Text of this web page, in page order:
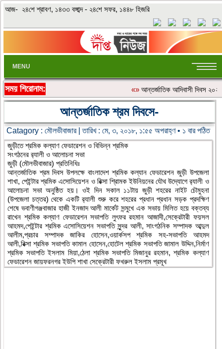
আজ- ২৪শে শ্রাবণ, ১৪৩৩ বঙ্গাব্দ - ২৪শে সফর, ১৪৪৮ হিজরি
MENU
সময় শিরোনাম: «» আন্তর্জাতিক আদিবাসী দিবস ২০২৬:
আন্তর্জাতিক শ্রম দিবসে-
Catagory : মৌলভীবাজার| তারিখ : মে, ৩, ২০১৮, ১:৫৫ অপরাহ্ণ • ১ বার পঠিত
জুড়ীতে শ্রমিক কল্যাণ ফেডারেশন ও বিভিন্ন শ্রমিক
সংগঠনের র‌্যালী ও আলোচনা সভা
জুড়ী (মৌলভীবাজার) প্রতিনিধিঃ
আন্তর্জাতিক শ্রম দিবস উপলক্ষে বাংলাদেশ শ্রমিক কল্যান ফেডারেশন জুড়ী উপজেলা
শাখা, পেইন্টার শ্রমিক এসোসিয়েশন ও রিক্সা শ্রািমক ইউনিয়নের যৌথ উদ্যোগে র‌্যালী ও
আলোচনা সভা অনুষ্ঠিত হয়। ওই দিন সকাল ১১টায় জুড়ী শহরের নাইট চৌমুহনা
(উপজেলা চত্তর) থেকে একটি র‌্যালী শুরু করে শহরের প্রধান প্রধান সড়ক প্রদক্ষিণ
শেষে ভবাণীগঞ্জবাজার হাজী ইনজাদ আলী মার্কেট সন্মুখে এক সভায় মিলিত হয়ে বক্তব্য
রাখেন শ্রমিক কল্যাণ ফেডারেশন সভাপতি লুৎফর রহমান আজাদী,সেক্রেটারী ফয়সল
আহমদ,পেইন্টার শ্রমিক এসোসিয়েশন সভাপতি সুন্দর আলী, সাংগঠনিক সম্পাদক আব্দুল
আলীম,প্রচার সম্পাদক জাকির হোসেন,ওয়ার্কসপ শ্রমিক সহ-সভাপতি আহমদ
আলী,রিক্সা শ্রমিক সভাপতি কামাল হোসেন,হোটেল শ্রমিক সভাপতি জামাল উদ্দিন,নির্মাণ
শ্রমিক সভাপতি ইসলাম মিয়া,ঠেলা শ্রমিক সভাপতি মিজানুর রহমান, শ্রমিক কল্যাণ
ফেডারেশন জায়ফরনগর ইউপি শাখা সেক্রেটারী ফখরুল ইসলাম প্রমূখ